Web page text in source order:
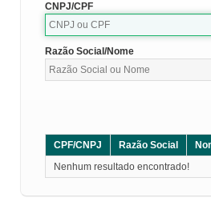
CNPJ/CPF
Razão Social/Nome
CPF/CNPJ Razão Social
Nenhum resultado encontrado!